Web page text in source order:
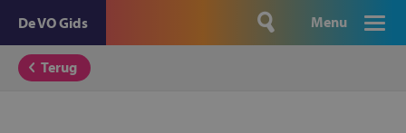
De VO Gids Menu
Terug